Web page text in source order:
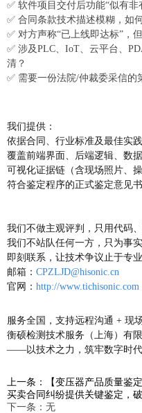
✅ 软件项目交付后功能“似有非
✅ 合同条款技术描述模糊，如
✅ 对方声称“已上线即达标”，
✅ 涉及PLC、IoT、云平台、
清？
✅ 需要一份法院/仲裁委采信的
我们提供：
依据合同、行业标准及最佳实
覆盖前端界面、后端逻辑、数
可视化证据链（含现场照片、
符合鉴定程序的正式鉴定意见
我们不做主观评判，只用代码
我们不站队任何一方，只为事
即刻联系，让技术争议止于专业
邮箱： CPZLJD@hisonic.cn
官网： http://www.tichisonic.com
服务全国，支持远程沟通 + 现
衡硕检测技术服务（上海）有
——以技术之力，筑牢数字时
上一条：【变压器产品质量鉴
买卖合同纠纷提供关键鉴定，
下一条：无